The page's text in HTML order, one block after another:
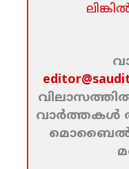
വാര്‍ത്തകള്‍
മൊബൈല്‍